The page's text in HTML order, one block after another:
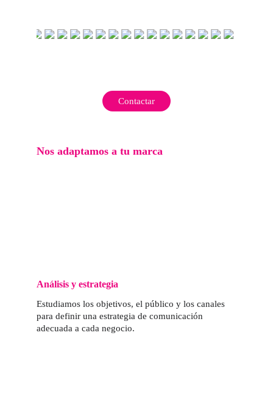
Contactar
Nos adaptamos a tu marca
Análisis y estrategia
Estudiamos los objetivos, el público y los canales
para definir una estrategia de comunicación
adecuada a cada negocio.